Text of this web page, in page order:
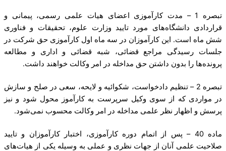
تبصره 1 – مدت کارآموزی اعضای هیات علمی رسمی، پیمانی و
قراردادی دانشگاه‌های مورد تایید وزارت علوم، تحقیقات و فناوری
شش ماه است. این کارآموزان در سه ماه اول کارآموزی حق شرکت در
جلسات رسیدگی مراجع قضائی، شبه قضائی و اداری و مطالعه
پرونده‌ها را بدون داشتن حق مداخله در امر وکالت خواهند داشت.
تبصره 2 – تنظیم دادخواست، شکوائیه و لایحه، سعی در صلح و سازش
در مواردی که از سوی وکیل سرپرست به کارآموز محول شود و نیز
پرسش و اظهار نظر علمی مداخله در امر وکالت محسوب نمی‌شود.
ماده 40 – پس از اتمام دوره کارآموزی، اختبار کارآموزان و تایید
صلاحیت علمی آنان از جهات نظری و عملی به وسیله یکی از هیات‌های